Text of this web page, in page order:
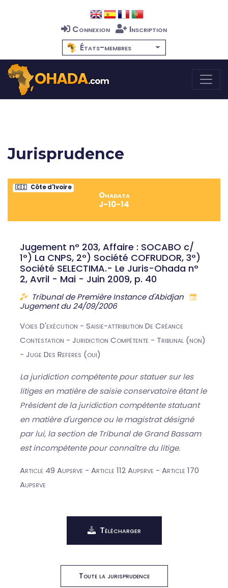
Connexion
Inscription
États-membres
Jurisprudence
🇨🇮 Côte d'Ivoire
Ohadata
J-10-14
Jugement n° 203, Affaire : SOCABO c/
1°) La CNPS, 2°) Société COFRUDOR, 3°)
Société SELECTIMA.- Le Juris-Ohada n°
2, Avril - Mai - Juin 2009, p. 40
Tribunal de Première Instance d'Abidjan
Jugement du 24/09/2006
Voies D'exécution - Saisie-attribution De Créance
Contestation - Juridiction Compétente - Tribunal (non)
- Juge Des Referes (oui)
La juridiction compétente pour statuer sur les
litiges en matière de saisie conservatoire étant le
Président de la juridiction compétente statuant
en matière d'urgence ou le magistrat désigné
par lui, la section de Tribunal de Grand Bassam
est incompétente pour connaître du litige.
Article 49 Aupsrve - Article 112 Aupsrve - Article 170
Aupsrve
Télécharger
Toute la jurisprudence